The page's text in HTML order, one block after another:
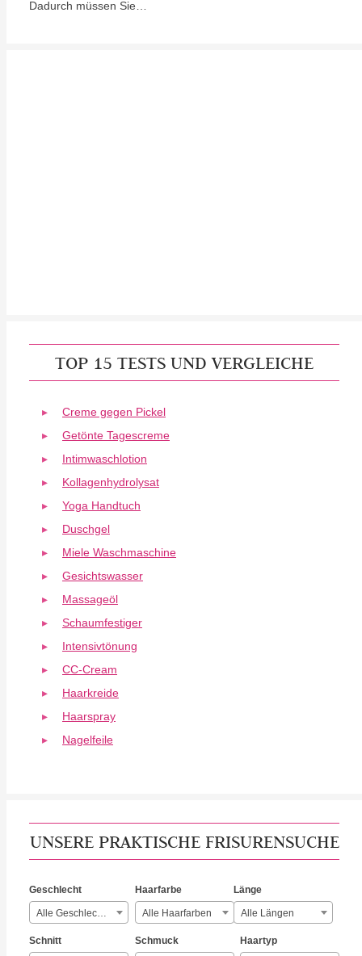
Dadurch müssen Sie…
TOP 15 TESTS UND VERGLEICHE
Creme gegen Pickel
Getönte Tagescreme
Intimwaschlotion
Kollagenhydrolysat
Yoga Handtuch
Duschgel
Miele Waschmaschine
Gesichtswasser
Massageöl
Schaumfestiger
Intensivtönung
CC-Cream
Haarkreide
Haarspray
Nagelfeile
UNSERE PRAKTISCHE FRISURENSUCHE
Geschlecht
Alle Geschlechter
Haarfarbe
Alle Haarfarben
Länge
Alle Längen
Schnitt Schmuck Haartyp